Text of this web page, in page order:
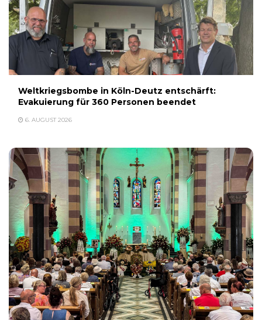
Weltkriegsbombe in Köln-Deutz entschärft:
Evakuierung für 360 Personen beendet
6. AUGUST 2026